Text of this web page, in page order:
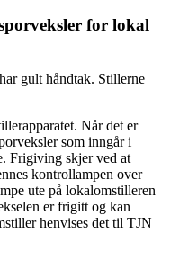
for lokal
gult håndtak. Stillerne
Når det er
som inngår i
Frigiving skjer ved at
kontrollampen over
ute på lokalomstilleren
er frigitt og kan
henvises det til TJN